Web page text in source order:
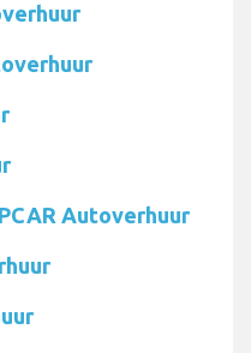
Autoverhuur